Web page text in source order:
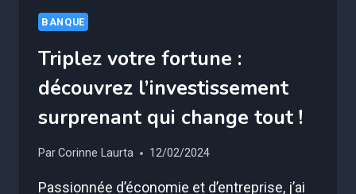
BANQUE
Triplez votre fortune :
découvrez l’investissement
surprenant qui change tout !
ParCorinne Laurta 12/02/2024
Passionnée d’économie et d’entreprise, j’ai